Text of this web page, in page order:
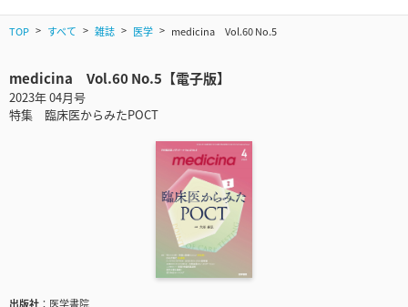
TOP すべて 雑誌 医学 medicina Vol.60 No.5
medicina Vol.60 No.5【電子版】
2023年 04月号
特集 臨床医からみたPOCT
出版社
医学書院